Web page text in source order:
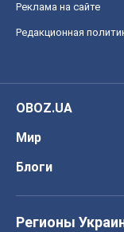
Реклама на сайте
Редакционная
OBOZ.UA
Мир
Блоги
Регионы